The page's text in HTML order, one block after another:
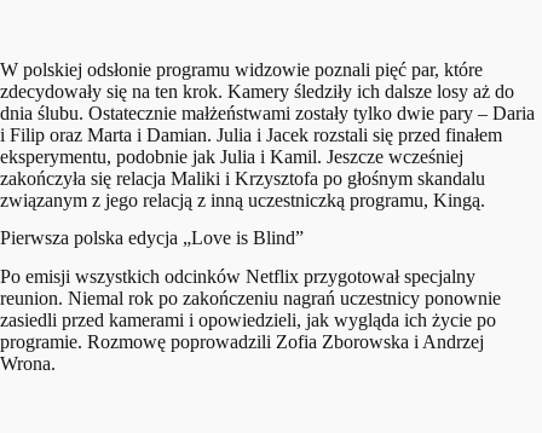
W polskiej odsłonie programu widzowie poznali pięć par, które
zdecydowały się na ten krok. Kamery śledziły ich dalsze losy aż do
dnia ślubu. Ostatecznie małżeństwami zostały tylko dwie pary – Daria
i Filip oraz Marta i Damian. Julia i Jacek rozstali się przed finałem
eksperymentu, podobnie jak Julia i Kamil. Jeszcze wcześniej
zakończyła się relacja Maliki i Krzysztofa po głośnym skandalu
związanym z jego relacją z inną uczestniczką programu, Kingą.
Pierwsza polska edycja „Love is Blind”
Po emisji wszystkich odcinków Netflix przygotował specjalny
reunion. Niemal rok po zakończeniu nagrań uczestnicy ponownie
zasiedli przed kamerami i opowiedzieli, jak wygląda ich życie po
programie. Rozmowę poprowadzili Zofia Zborowska i Andrzej
Wrona.